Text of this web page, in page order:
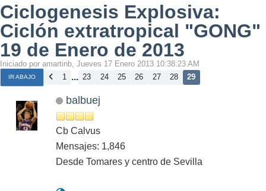
Ciclogenesis Explosiva:
Ciclón extratropical "GONG"
19 de Enero de 2013
Iniciado por amartinb, Jueves 17 Enero 2013 10:38:23 AM
IR ABAJO 1 ... 23 24 25 26 27 28 29
balbuej
Cb Calvus
Mensajes: 1,846
Desde Tomares y centro de Sevilla